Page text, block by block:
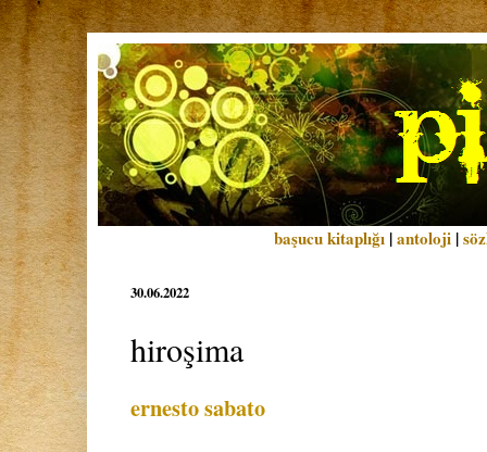
başucu kitaplığı |antoloji |
30.06.2022
hiroşima
ernesto sabato